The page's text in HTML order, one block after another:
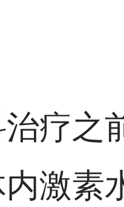
疗之
激素